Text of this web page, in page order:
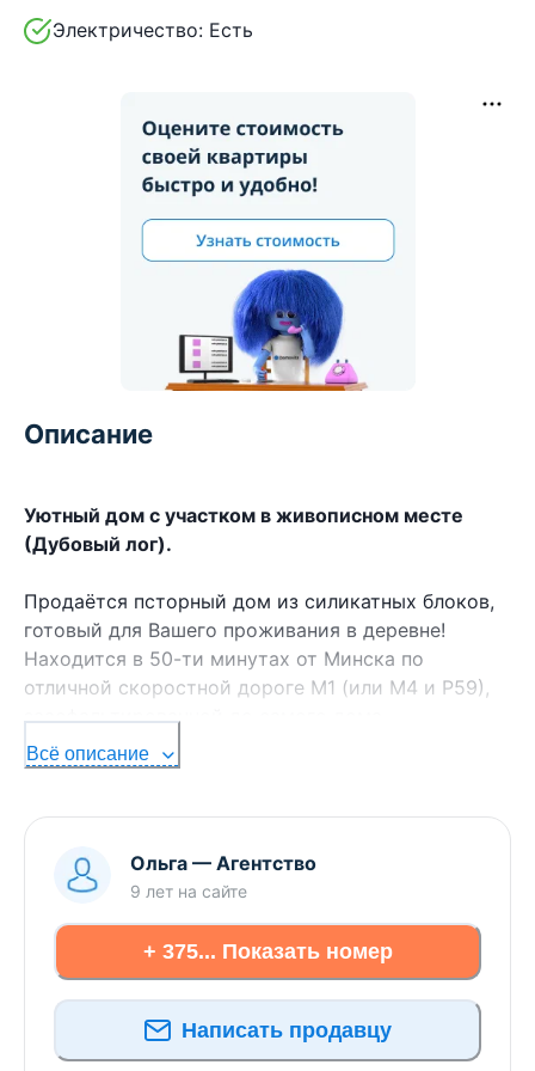
Электричество: Есть
Описание
Уютный дом с участком в живописном месте
(Дубовый лог).
Продаётся псторный дом из силикатных блоков,
готовый для Вашего проживания в деревне!
Находится в 50-ти минутах от Минска по
отличной скоростной дороге М1 (или М4 и Р59),
заасфальтированной до самого дома.
Ровный и обработанный земельный участок почти
плодоносящими деревьями и кустарниками,
огороженный металлическим забором со всех
сторон. Оборудована скважина, есть гараж,
теплица, летний душ, дровник и туалет. Вас
обязательно порадует наличие зоны отдыха:
цветник, маленький прудик, качели и бассейн.
Очень выгодное расположение - крайний дом с
прилегающим лугом, хорошие и дружелюбные
соседи только с одной стороны.
Всё описание
Ольга — Агентство
9 лет на сайте
+ 375... Показать номер
Написать продавцу